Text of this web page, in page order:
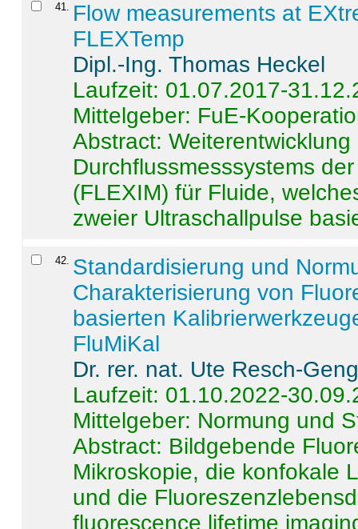
41. Flow measurements at
FLEXTemp
Dipl.-Ing. Thomas Heckel
Laufzeit: 01.07.2017-
Mittelgeber: FuE-
Abstract:
Durchflussmesssystems
(FLEXIM) für Fluide,
zweier Ultraschallpulse
42. Standardisierung und
Charakterisierung von
basierten
FluMiKal
Dr. rer. nat. Ute Resch-
Laufzeit: 01.10.2022-
Mittelgeber: Normung und
Abstract: Bildgebende
Mikroskopie, die konfokale
und die
fluorescence lifetime